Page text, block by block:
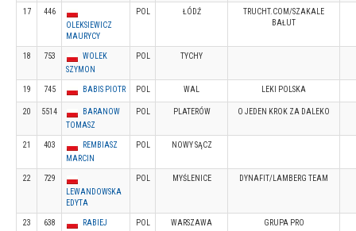
17
446
OLEKSIEWICZ
MAURYCY
POL ŁÓDŹ
TRUCHT.COM/SZAKALE
BAŁUT
18 753
WOLEK
SZYMON
POL TYCHY
19 745 BABIS PIOTR POL WAL LEKI POLSKA
20 5514
BARANOW
TOMASZ
POL PLATERÓW O JEDEN KROK ZA DALEKO
21 403
REMBIASZ
MARCIN
POL NOWY SĄCZ
22
729
LEWANDOWSKA
EDYTA
POL MYŚLENICE DYNAFIT/LAMBERG TEAM
23 638
RABIEJ
POL WARSZAWA GRUPA PRO